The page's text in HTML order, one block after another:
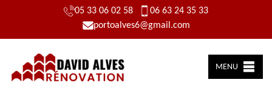
05 33 06 02 58
06 63 24 35 33
portoalves6@gmail.com
MENU